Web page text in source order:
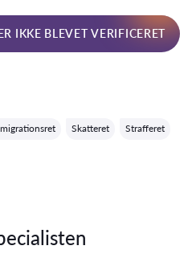
IKKE BLEVET VERIFICERET
Skatteret Strafferet